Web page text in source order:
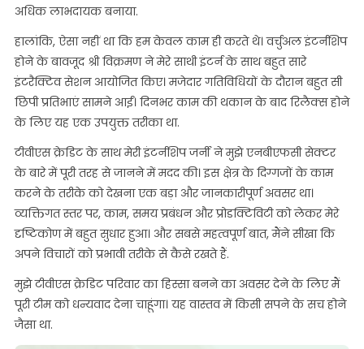
अधिक लाभदायक बनाया.
हालांकि, ऐसा नहीं था कि हम केवल काम ही करते थे। वर्चुअल इंटर्नशिप
होने के बावजूद श्री विक्रमण ने मेरे साथी इंटर्न के साथ बहुत सारे
इंटरैक्टिव सेशन आयोजित किए। मजेदार गतिविधियों के दौरान बहुत सी
छिपी प्रतिभाएं सामने आईं। दिनभर काम की थकान के बाद रिलैक्स होने
के लिए यह एक उपयुक्त तरीका था.
टीवीएस क्रेडिट के साथ मेरी इंटर्नशिप जर्नी ने मुझे एनबीएफसी सेक्टर
के बारे में पूरी तरह से जानने में मदद की। इस क्षेत्र के दिग्गजों के काम
करने के तरीके को देखना एक बड़ा और जानकारीपूर्ण अवसर था।
व्यक्तिगत स्तर पर, काम, समय प्रबंधन और प्रोडक्टिविटी को लेकर मेरे
दृष्टिकोण में बहुत सुधार हुआ। और सबसे महत्वपूर्ण बात, मैंने सीखा कि
अपने विचारों को प्रभावी तरीके से कैसे रखते हैं.
मुझे टीवीएस क्रेडिट परिवार का हिस्सा बनने का अवसर देने के लिए मैं
पूरी टीम को धन्यवाद देना चाहूंगा। यह वास्तव में किसी सपने के सच होने
जैसा था.